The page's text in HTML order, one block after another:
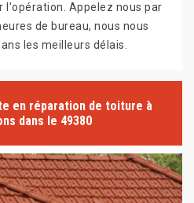
l'opération. Appelez nous par
de bureau, nous nous
les meilleurs délais.
en réparation de toiture à
dans le 49380